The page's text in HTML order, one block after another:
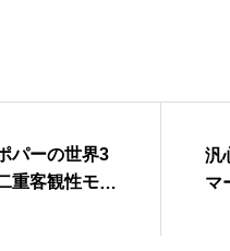
パーの世界3
重客観性モデ
汎
マ